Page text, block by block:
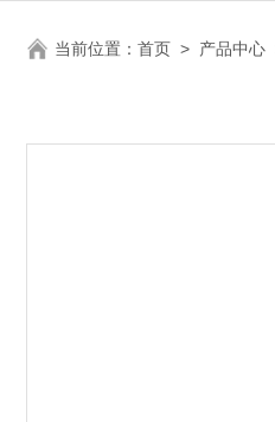
当前位置： 首页 > 产品中心